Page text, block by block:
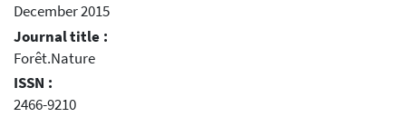
December 2015
Journal title :
Forêt.Nature
ISSN :
2466-9210